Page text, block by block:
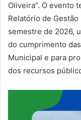
Oliveira”. O evento
Relatório de
semestre de 2026,
do cumprimento
Municipal e para
dos recursos